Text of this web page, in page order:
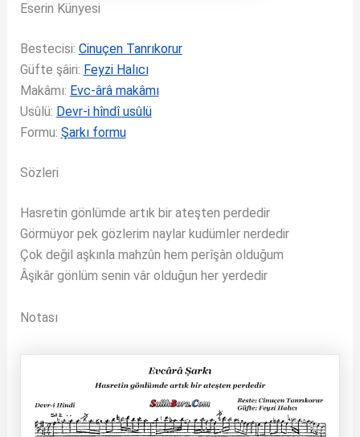
Eserin Künyesi
Bestecisi: Cinuçen Tanrıkorur
Güfte şâiri: Feyzi Halıcı
Makâmı: Evc-ârâ makâmı
Usûlü: Devr-i hîndî usûlü
Formu: Şarkı formu
Sözleri
Hasretin gönlümde artık bir ateşten perdedir
Görmüyor pek gözlerim naylar kudümler nerdedir
Çok değil aşkınla mahzûn hem perîşân olduğum
Âşikâr gönlüm senin vâr olduğun her yerdedir
Notası